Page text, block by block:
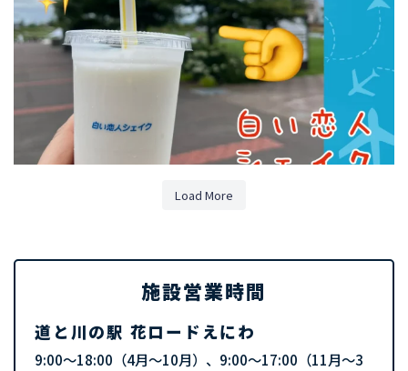
Load More
施設営業時間
道と川の駅 花ロードえにわ
9:00～18:00（4月～10月）、9:00～17:00（11月～3